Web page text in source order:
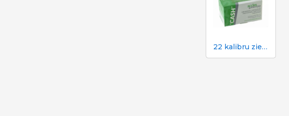
22 kalibru zielone naboje do paralizatora gotówkowego w rzeźni